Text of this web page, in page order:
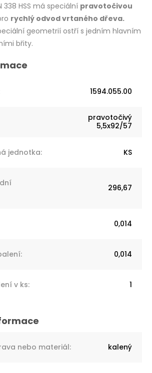
338 HSS má speciální pravotočivou
rychlý odvod vrtaného dřeva.
geometrií ostří s jedním hlavním
břity.
1594.055.00
pravotočivý
5,5x92/57
jednotka: KS
296,67
0,014
: 0,014
v ks: 1
nebo materiál: kalený